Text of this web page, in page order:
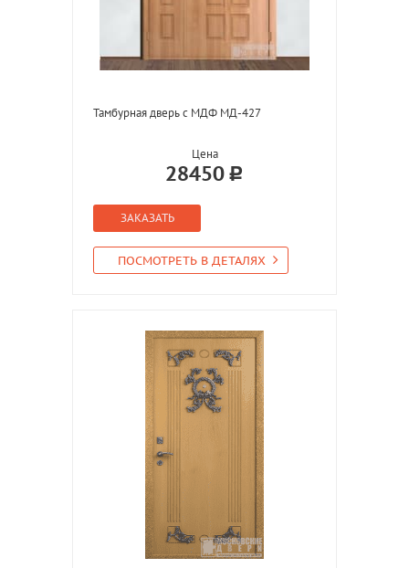
Тамбурная дверь с МДФ МД-427
Цена
28450
ЗАКАЗАТЬ
ПОСМОТРЕТЬ В ДЕТАЛЯХ